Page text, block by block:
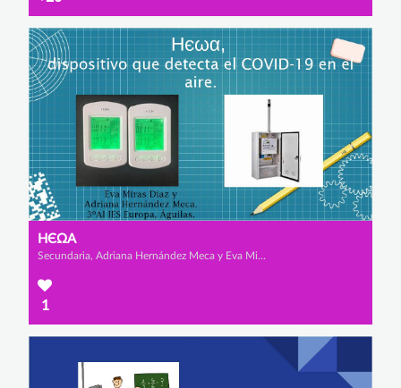
НЄΩΑ
Secundaria, Adriana Hernández Meca y Eva Miras Díaz
1